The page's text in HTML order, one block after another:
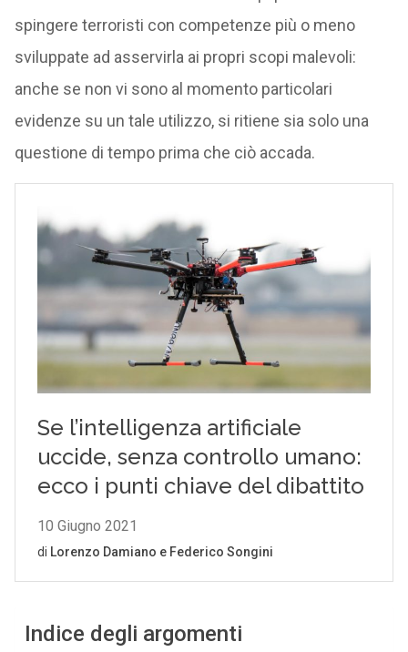
spingere terroristi con competenze più o meno
sviluppate ad asservirla ai propri scopi malevoli:
anche se non vi sono al momento particolari
evidenze su un tale utilizzo, si ritiene sia solo una
questione di tempo prima che ciò accada.
Indice degli argomenti